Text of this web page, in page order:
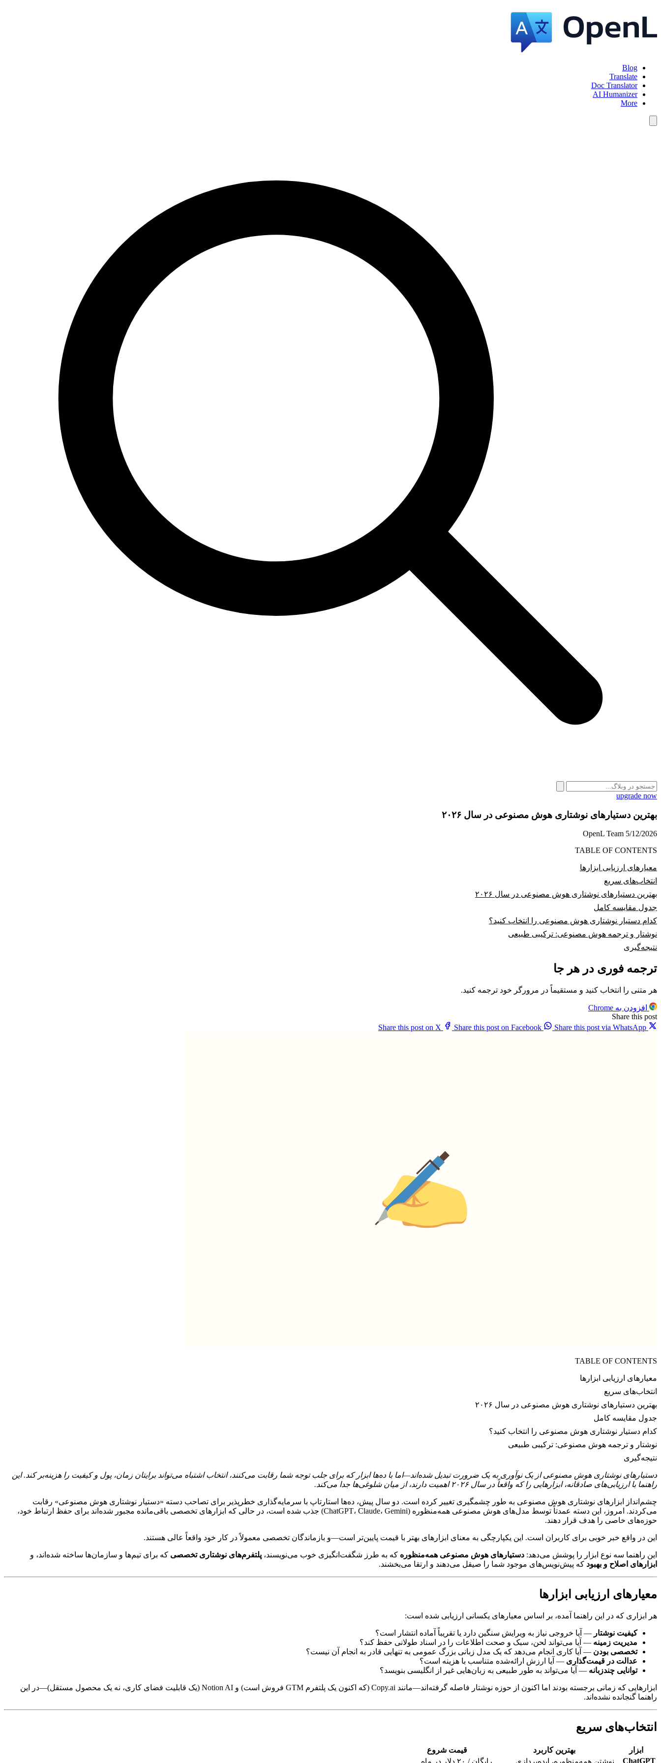
Blog
Translate
Doc Translator
AI Humanizer
More
upgrade now
بهترین دستیارهای نوشتاری هوش مصنوعی در سال ۲۰۲۶
OpenL Team 5/12/2026
TABLE OF CONTENTS
معیارهای ارزیابی ابزارها
انتخاب‌های سریع
بهترین دستیارهای نوشتاری هوش مصنوعی در سال ۲۰۲۶
جدول مقایسه کامل
کدام دستیار نوشتاری هوش مصنوعی را انتخاب کنید؟
نوشتار و ترجمه هوش مصنوعی: ترکیبی طبیعی
نتیجه‌گیری
ترجمه فوری در هر جا
هر متنی را انتخاب کنید و مستقیماً در مرورگر خود ترجمه کنید.
افزودن به Chrome
Share this post
Share this post on X
Share this post on Facebook Share this post via WhatsApp
TABLE OF CONTENTS
معیارهای ارزیابی ابزارها
انتخاب‌های سریع
بهترین دستیارهای نوشتاری هوش مصنوعی در سال ۲۰۲۶
جدول مقایسه کامل
کدام دستیار نوشتاری هوش مصنوعی را انتخاب کنید؟
نوشتار و ترجمه هوش مصنوعی: ترکیبی طبیعی
نتیجه‌گیری
دستیارهای نوشتاری هوش مصنوعی از یک نوآوری به یک ضرورت تبدیل شده‌اند—اما با ده‌ها ابزار که برای جلب توجه شما رقابت می‌کنند، انتخاب اشتباه می‌تواند برایتان زمان، پول و کیفیت را هزینه‌بر کند. این
راهنما با ارزیابی‌های صادقانه، ابزارهایی را که واقعاً در سال ۲۰۲۶ اهمیت دارند، از میان شلوغی‌ها جدا می‌کند.
چشم‌انداز ابزارهای نوشتاری هوش مصنوعی به طور چشمگیری تغییر کرده است. دو سال پیش، ده‌ها استارتاپ با سرمایه‌گذاری خطرپذیر برای تصاحب دسته «دستیار نوشتاری هوش مصنوعی» رقابت
می‌کردند. امروز، این دسته عمدتاً توسط مدل‌های هوش مصنوعی همه‌منظوره (ChatGPT، Claude، Gemini) جذب شده است، در حالی که ابزارهای تخصصی باقی‌مانده مجبور شده‌اند برای حفظ ارتباط خود،
حوزه‌های خاصی را هدف قرار دهند.
این در واقع خبر خوبی برای کاربران است. این یکپارچگی به معنای ابزارهای بهتر با قیمت پایین‌تر است—و بازماندگان تخصصی معمولاً در کار خود واقعاً عالی هستند.
این راهنما سه نوع ابزار را پوشش می‌دهد: دستیارهای هوش مصنوعی همه‌منظوره که به طرز شگفت‌انگیزی خوب می‌نویسند، پلتفرم‌های نوشتاری تخصصی که برای تیم‌ها و سازمان‌ها ساخته شده‌اند، و
ابزارهای اصلاح و بهبود که پیش‌نویس‌های موجود شما را صیقل می‌دهند و ارتقا می‌بخشند.
معیارهای ارزیابی ابزارها
هر ابزاری که در این راهنما آمده، بر اساس معیارهای یکسانی ارزیابی شده است:
کیفیت نوشتار — آیا خروجی نیاز به ویرایش سنگین دارد یا تقریباً آماده انتشار است؟
مدیریت زمینه — آیا می‌تواند لحن، سبک و صحت اطلاعات را در اسناد طولانی حفظ کند؟
تخصصی بودن — آیا کاری انجام می‌دهد که یک مدل زبانی بزرگ عمومی به تنهایی قادر به انجام آن نیست؟
عدالت در قیمت‌گذاری — آیا ارزش ارائه‌شده متناسب با هزینه است؟
توانایی چندزبانه — آیا می‌تواند به طور طبیعی به زبان‌هایی غیر از انگلیسی بنویسد؟
ابزارهایی که زمانی برجسته بودند اما اکنون از حوزه نوشتار فاصله گرفته‌اند—مانند Copy.ai (که اکنون یک پلتفرم GTM فروش است) و Notion AI (یک قابلیت فضای کاری، نه یک محصول مستقل)—در این
راهنما گنجانده نشده‌اند.
انتخاب‌های سریع
ابزار بهترین کاربرد
قیمت شروع
ChatGPT
نوشتن همه‌منظوره، ایده‌پردازی رایگان / ۲۰ دلار در ماه